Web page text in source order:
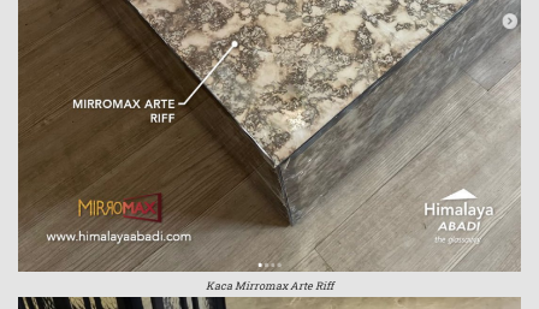
Kaca Mirromax Arte Riff